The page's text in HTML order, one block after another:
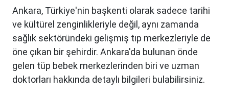
Ankara, Türkiye'nin başkenti olarak sadece tarihi
ve kültürel zenginlikleriyle değil, aynı zamanda
sağlık sektöründeki gelişmiş tıp merkezleriyle de
öne çıkan bir şehirdir. Ankara'da bulunan önde
gelen tüp bebek merkezlerinden biri ve uzman
doktorları hakkında detaylı bilgileri bulabilirsiniz.